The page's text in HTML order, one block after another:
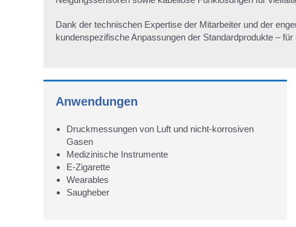
Dank der technischen Expertise der Mitarbeiter und der
kundenspezifische Anpassungen der Standardprodukte –
Anwendungen
Druckmessungen von Luft und nicht-korrosiven
Gasen
Medizinische Instrumente
E-Zigarette
Wearables
Saugheber